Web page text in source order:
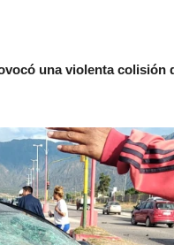
una violenta colisión